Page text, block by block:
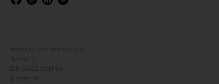
Kalstrup Livsstilshus ApS
Torvet 3
DK-9492 Blokhus
Danmark